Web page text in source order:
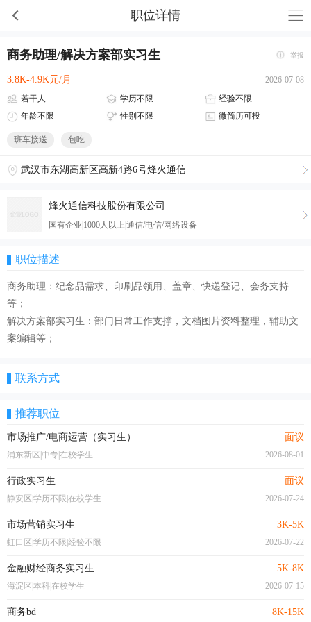
职位详情
商务助理/解决方案部实习生 举报
3.8K-4.9K元/月
2026-07-08
若干人
学历不限
经验不限
年龄不限
性别不限 微简历可投
班车接送 包吃
武汉市东湖高新区高新4路6号烽火通信
烽火通信科技股份有限公司
国有企业|1000人以上|通信/电信/网络设备
职位描述
商务助理：纪念品需求、印刷品领用、盖章、快递登记、会务支持
等；
解决方案部实习生：部门日常工作支撑，文档图片资料整理，辅助文
案编辑等；
联系方式
推荐职位
市场推广/电商运营（实习生） 面议
浦东新区|中专|在校学生 2026-08-01
行政实习生 面议
静安区|学历不限|在校学生 2026-07-24
市场营销实习生 3K-5K
虹口区|学历不限|经验不限 2026-07-22
金融财经商务实习生 5K-8K
海淀区|本科|在校学生 2026-07-15
商务bd 8K-15K